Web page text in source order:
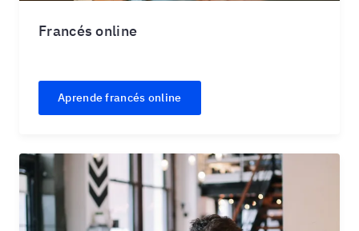
Francés online
Aprende francés online